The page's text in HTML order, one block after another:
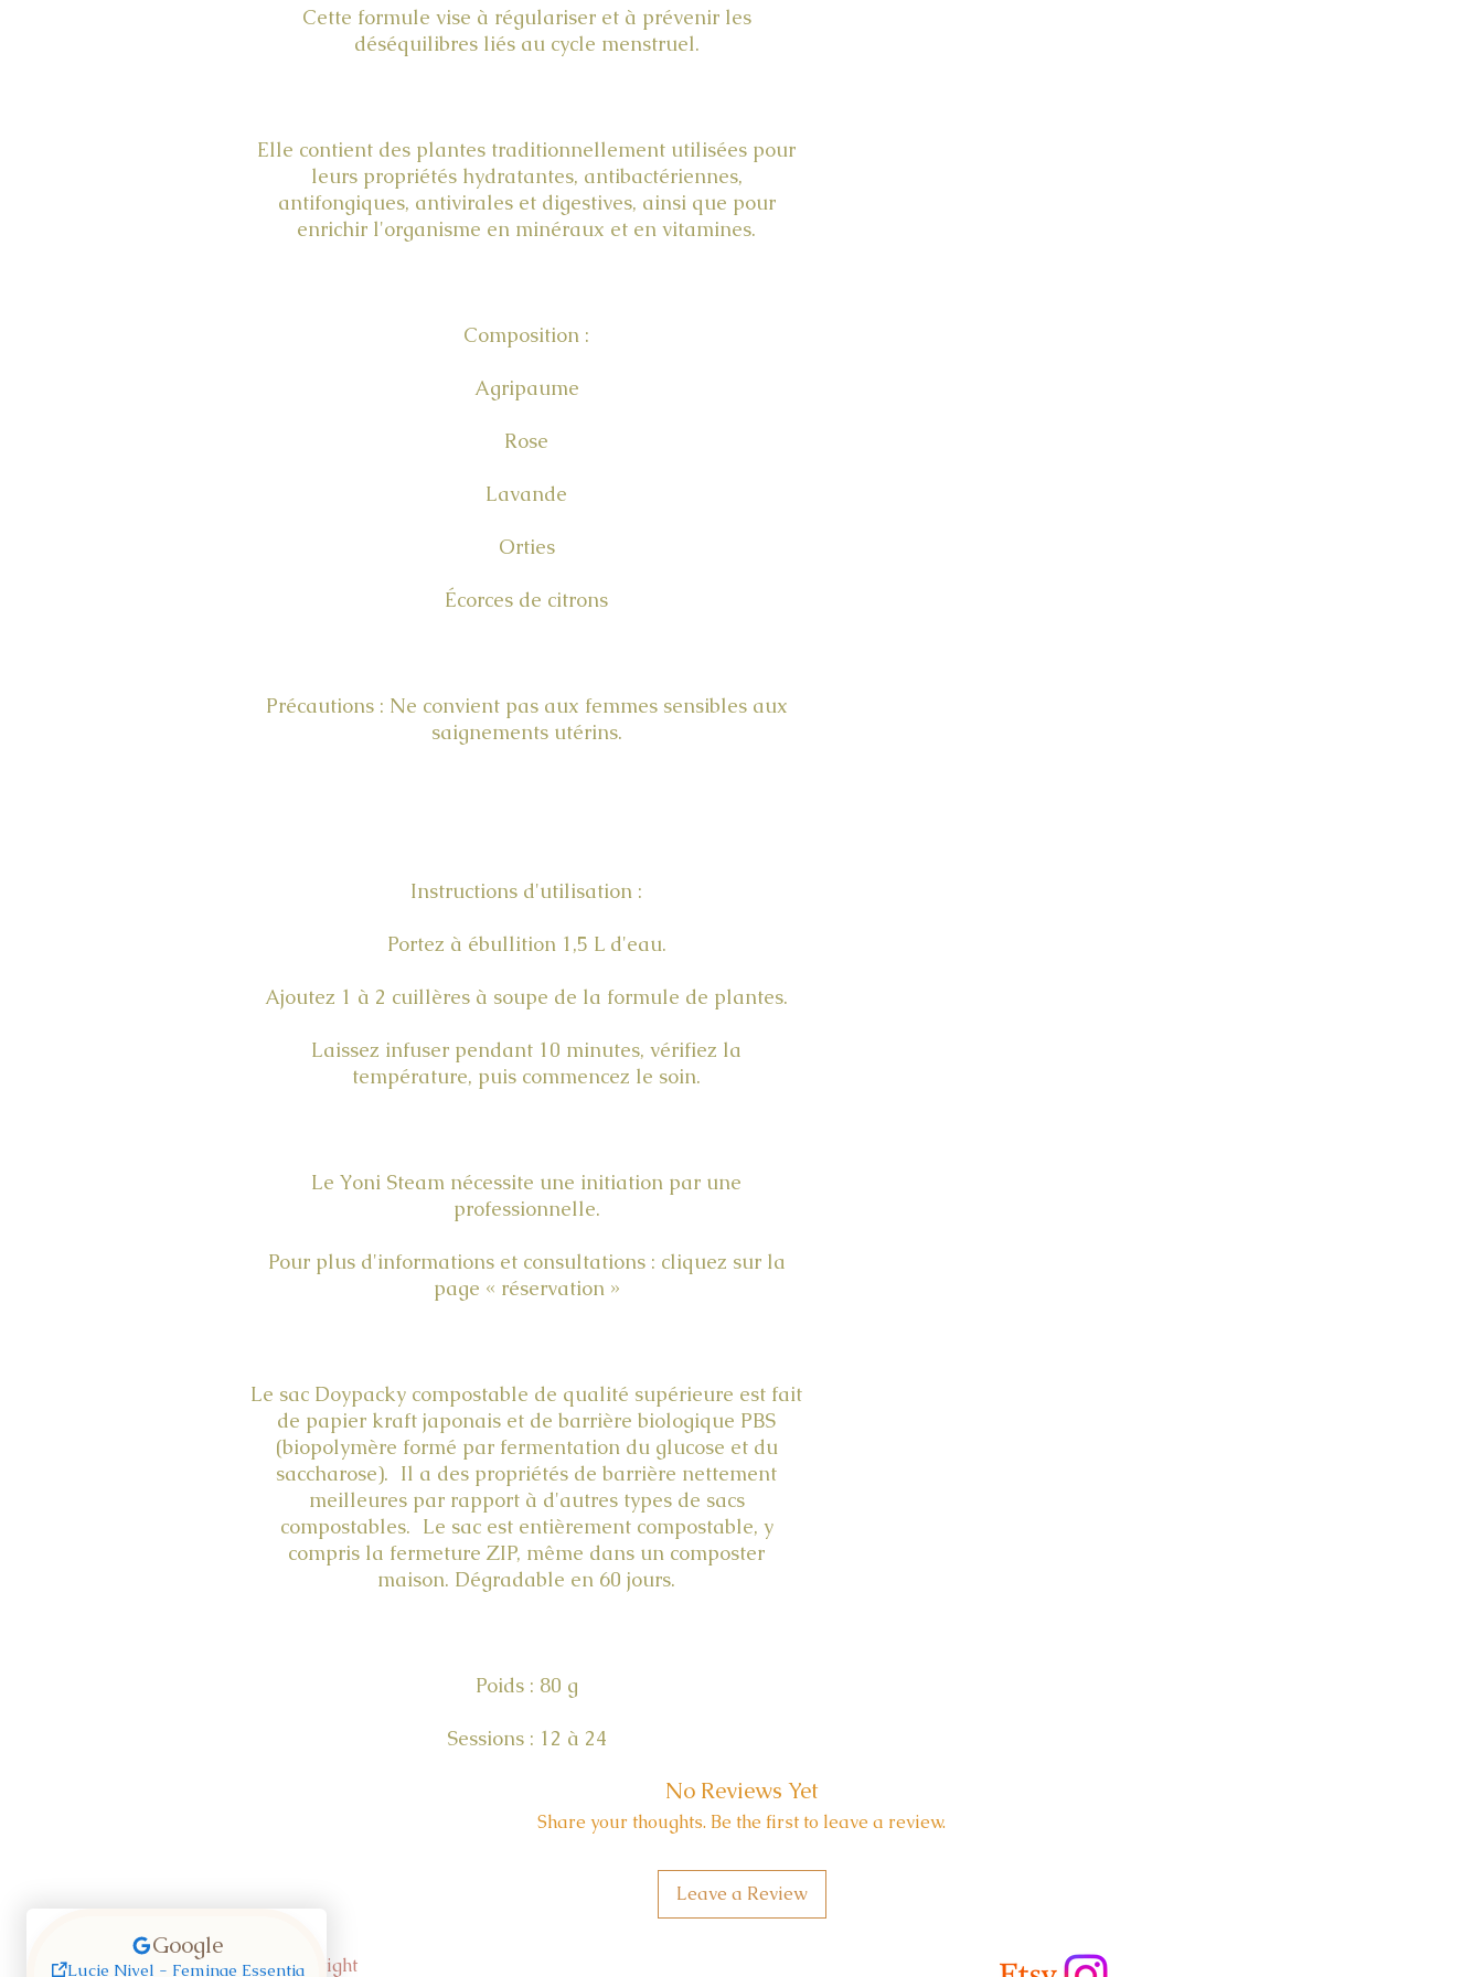
Cette formule vise à régulariser et à prévenir les
déséquilibres liés au cycle menstruel.
Elle contient des plantes traditionnellement utilisées pour
leurs propriétés hydratantes, antibactériennes,
antifongiques, antivirales et digestives, ainsi que pour
enrichir l'organisme en minéraux et en vitamines.
Composition :
Agripaume
Rose
Lavande
Orties
Écorces de citrons
Précautions : Ne convient pas aux femmes sensibles aux
saignements utérins.
Instructions d'utilisation :
Portez à ébullition 1,5 L d'eau.
Ajoutez 1 à 2 cuillères à soupe de la formule de plantes.
Laissez infuser pendant 10 minutes, vérifiez la
température, puis commencez le soin.
Le Yoni Steam nécessite une initiation par une
professionnelle.
Pour plus d'informations et consultations : cliquez sur la
page « réservation »
Le sac Doypacky compostable de qualité supérieure est fait
de papier kraft japonais et de barrière biologique PBS
(biopolymère formé par fermentation du glucose et du
saccharose). Il a des propriétés de barrière nettement
meilleures par rapport à d'autres types de sacs
compostables. Le sac est entièrement compostable, y
compris la fermeture ZIP, même dans un composter
maison. Dégradable en 60 jours.
Poids : 80 g
Sessions : 12 à 24
No Reviews Yet
Share your thoughts. Be the first to leave a review.
Leave a Review
© Copyright